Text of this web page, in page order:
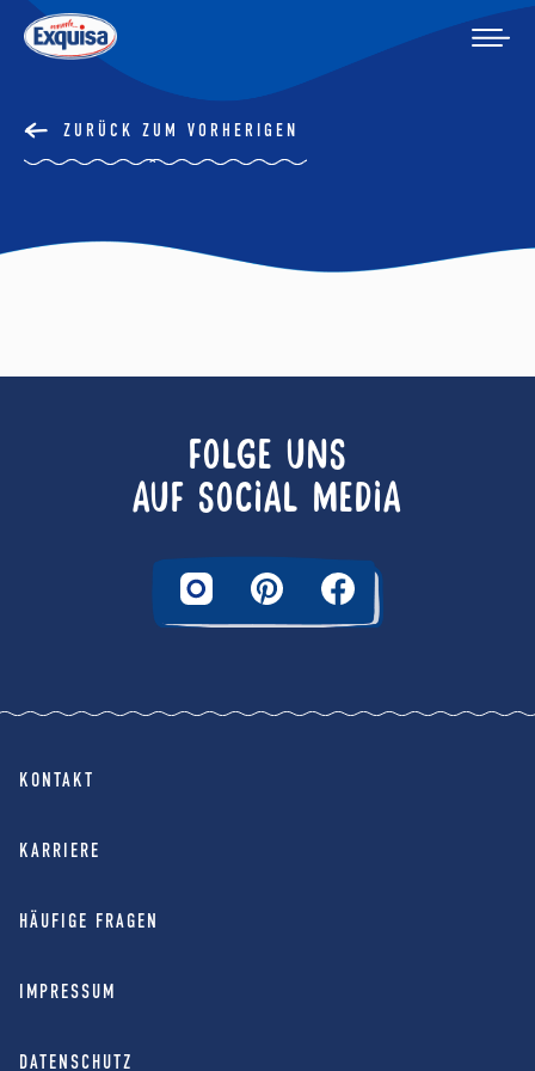
ZURÜCK ZUM VORHERIGEN
FOLGE UNS
AUF SOCIAL MEDIA
KONTAKT
KARRIERE
HÄUFIGE FRAGEN
IMPRESSUM
DATENSCHUTZ